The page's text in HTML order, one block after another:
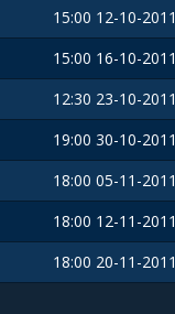
15:00 12-10-2011
15:00 16-10-2011
12:30 23-10-2011
19:00 30-10-2011
18:00 05-11-2011
18:00 12-11-2011
18:00 20-11-2011